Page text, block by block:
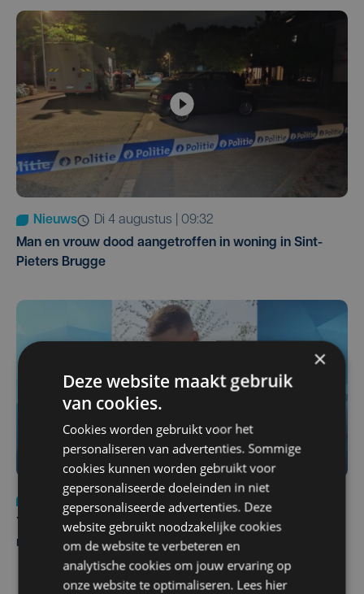
Nieuws
di 4 augustus | 09:32
Man en vrouw dood aangetroffen in woning in Sint-
Pieters Brugge
do 6 augustus | 21:30
Yaro (19), slachtoffer van vechtpartij, is na
maandenlange coma overleden
×
Deze website maakt gebruik
van cookies.
Cookies worden gebruikt voor het
personaliseren van advertenties. Sommige
cookies kunnen worden gebruikt voor
gepersonaliseerde doeleinden in niet
gepersonaliseerde advertenties. Deze
website gebruikt noodzakelijke cookies
om de website te verbeteren en
analytische cookies om jouw ervaring op
onze website te optimaliseren. Lees hier